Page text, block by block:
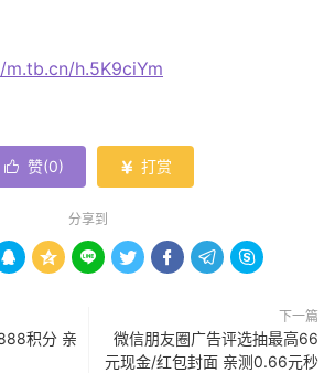
h.5K9ciYm
 赞(0)  打赏
分享到
      
积分 亲
下一篇
微信朋友圈广告评选抽最高66
元现金/红包封面 亲测0.66元秒